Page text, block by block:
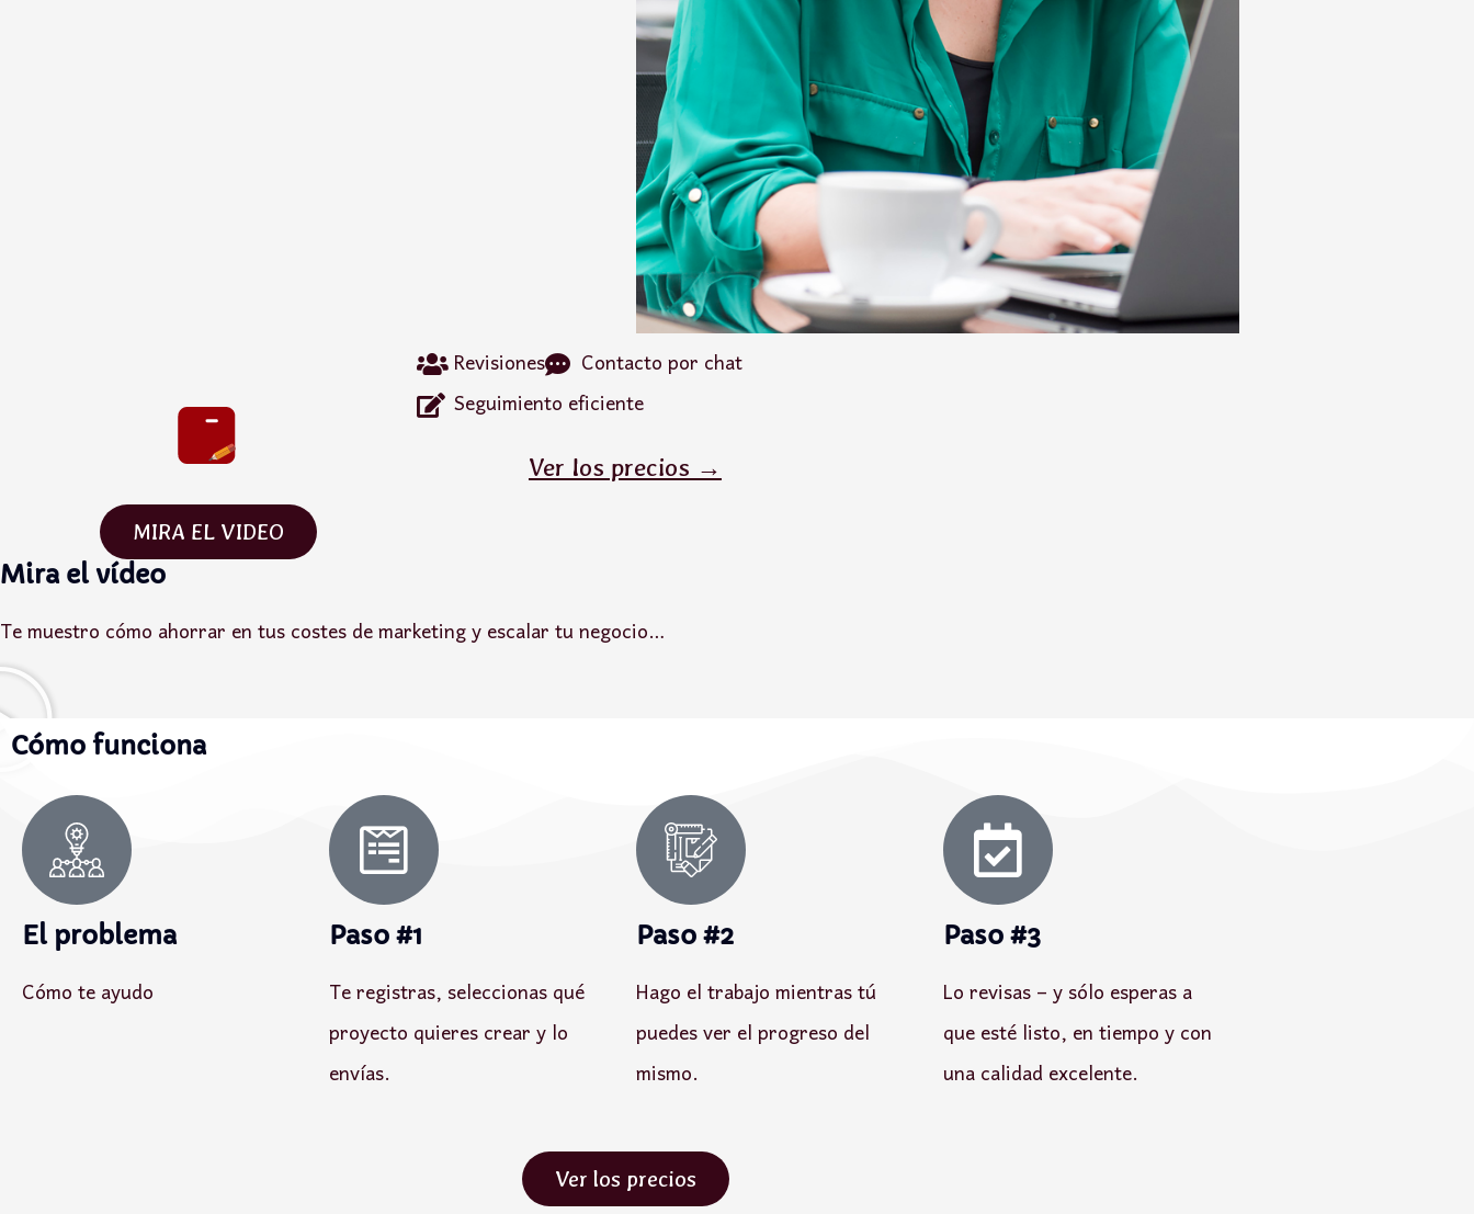
MIRA EL VIDEO
Revisiones
Contacto por chat
Seguimiento eficiente
Ver los precios →
Mira el vídeo
Te muestro cómo ahorrar en tus costes de marketing y escalar tu negocio…
Cómo funciona
El problema
Cómo te ayudo
Paso #1
Te registras, seleccionas qué
proyecto quieres crear y lo
envías.
Paso #2
Hago el trabajo mientras tú
puedes ver el progreso del
mismo.
Paso #3
Lo revisas – y sólo esperas a
que esté listo, en tiempo y con
una calidad excelente.
Ver los precios